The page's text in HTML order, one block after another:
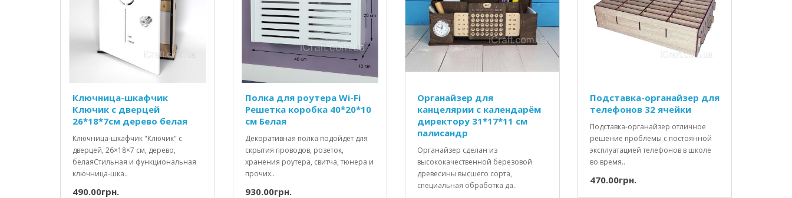
Ключница-шкафчик
Ключик c дверцей
26*18*7см дерево белая
Ключница-шкафчик "Ключик" с
дверцей, 26×18×7 см, дерево,
белаяСтильная и функциональная
ключница-шка..
490.00грн.
Полка для роутера Wi-Fi
Решетка коробка 40*20*10
см Белая
Декоративная полка подойдет для
скрытия проводов, розеток,
хранения роутера, свитча, тюнера и
прочих..
930.00грн.
Органайзер для
канцелярии с календарём
директору 31*17*11 см
палисандр
Органайзер сделан из
высококачественной березовой
древесины высшего сорта,
специальная обработка да..
Подставка-органайзер для
телефонов 32 ячейки
Подставка-органайзер отличное
решение проблемы с постоянной
эксплуатацией телефонов в школе
во время..
470.00грн.